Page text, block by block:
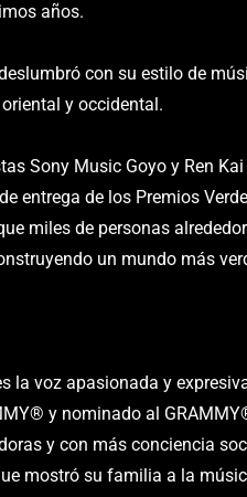
años.
con su estilo de
y occidental.
Sony Music Goyo y Ren
entrega de los Premios
miles de personas
un mundo más
la voz apasionada y
y nominado al
y con más conciencia
mostró su familia a la